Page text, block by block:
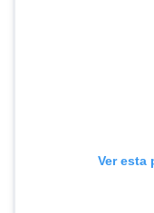
Ver esta